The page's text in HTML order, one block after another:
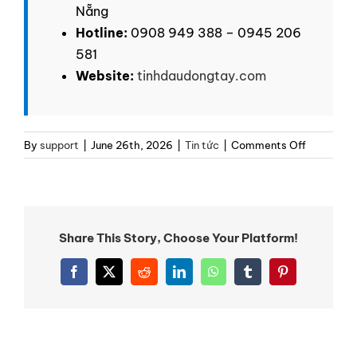
Nẵng
Hotline: 0908 949 388 – 0945 206
581
Website: tinhdaudongtay.com
By support June 26th, 2026 Tin tức Comments Offon
Giải
Share This Story, Choose Your Platform!
Facebook
X RedditLinkedInWhatsAppTumblrPinterest